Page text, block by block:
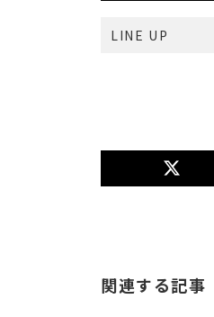
LINE UP
関連する記事